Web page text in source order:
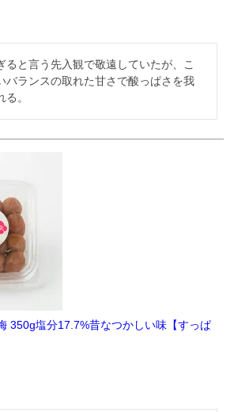
ると言う先入観で敬遠していたが、こ
バランスの取れた甘さで酸っぱさを我
。
350g塩分17.7%昔なつかしい味【すっぱ